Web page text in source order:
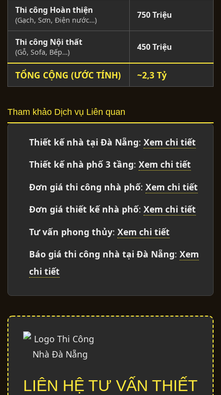
Thi công Hoàn thiện
(Gạch, Sơn, Điện nước…) 750 Triệu
Thi công Nội thất
(Gỗ, Sofa, Bếp…) 450 Triệu
TỔNG CỘNG (ƯỚC TÍNH) ~2,3 Tỷ
Tham khảo Dịch vụ Liên quan
Thiết kế nhà tại Đà Nẵng: Xem chi tiết
Thiết kế nhà phố 3 tầng: Xem chi tiết
Đơn giá thi công nhà phố: Xem chi tiết
Đơn giá thiết kế nhà phố: Xem chi tiết
Tư vấn phong thủy: Xem chi tiết
Báo giá thi công nhà tại Đà Nẵng: Xem
chi tiết
LIÊN HỆ TƯ VẤN THIẾT